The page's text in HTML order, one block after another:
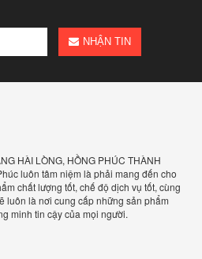
NHẬN TIN
HÀI LÒNG, HỒNG PHÚC THÀNH
luôn tâm niệm là phải mang đến cho
chất lượng tốt, chế độ dịch vụ tốt, cùng
luôn là nơi cung cấp những sản phẩm
minh tin cậy của mọi người.